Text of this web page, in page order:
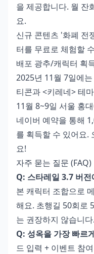
을 제공합니다. 월 잔
요.
신규 콘텐츠 '화폐 전
터를 무료로 체험할
배포 광추/캐릭터 획
2025년 11월 7일에
티콘과 <키레네> 테
11월 8~9일 서울 홍
네이버 예약을 통해
를 획득할 수 있어요.
요!
자주 묻는 질문 (FAQ)
Q: 스타레일 3.7 버
본 캐릭터 조합으로
해요. 초행길 50회로
는 권장하지 않습니다.
Q: 성옥을 가장 빠르
드 입력 + 이벤트 참